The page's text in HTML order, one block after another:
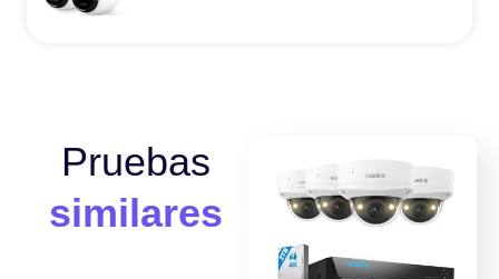
Pruebas
similares